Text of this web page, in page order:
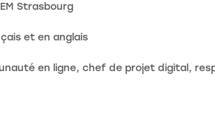
Strasbourg
et en anglais
en ligne, chef de projet digital,